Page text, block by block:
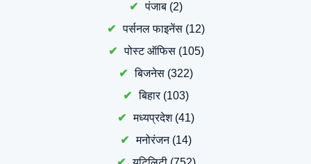
पंजाब (2)
पर्सनल फाइनेंस (12)
पोस्ट ऑफिस(105)
बिजनेस (322)
बिहार(103)
मध्यप्रदेश(41)
मनोरंजन(14)